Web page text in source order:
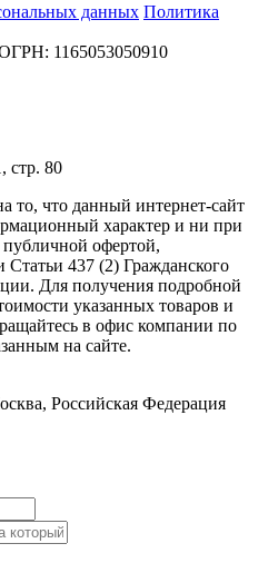
данных Политикa
1165053050910
стр. 80
то, что данный интернет-сайт
характер и ни при
публичной офертой,
437 (2) Гражданского
Для получения подробной
указанных товаров и
в офис компании по
на сайте.
, Российская Федерация